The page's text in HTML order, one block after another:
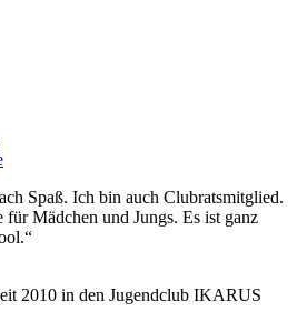
Spaß. Ich bin auch Clubratsmitglied.
Mädchen und Jungs. Es ist ganz
2010 in den Jugendclub IKARUS